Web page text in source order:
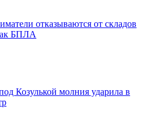
отказываются от складов
БПЛА
Козулькой молния ударила в